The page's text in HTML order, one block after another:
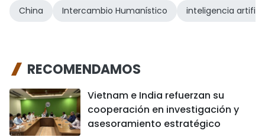
China Intercambio Humanístico inteligencia
RECOMENDAMOS
Vietnam e India refuerzan su
cooperación en investigación y
asesoramiento estratégico